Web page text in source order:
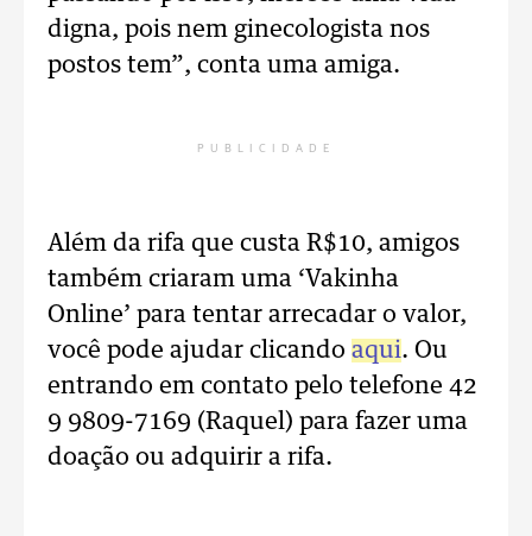
digna, pois nem ginecologista nos
postos tem”, conta uma amiga.
PUBLICIDADE
Além da rifa que custa R$10, amigos
também criaram uma ‘Vakinha
Online’ para tentar arrecadar o valor,
você pode ajudar clicando aqui. Ou
entrando em contato pelo telefone 42
9 9809-7169 (Raquel) para fazer uma
doação ou adquirir a rifa.